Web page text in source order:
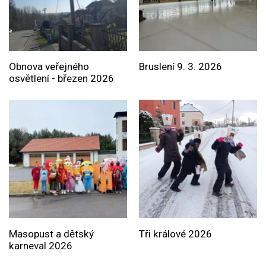
Obnova veřejného
osvětlení - březen 2026
Bruslení 9. 3. 2026
Masopust a dětský
karneval 2026
Tři králové 2026